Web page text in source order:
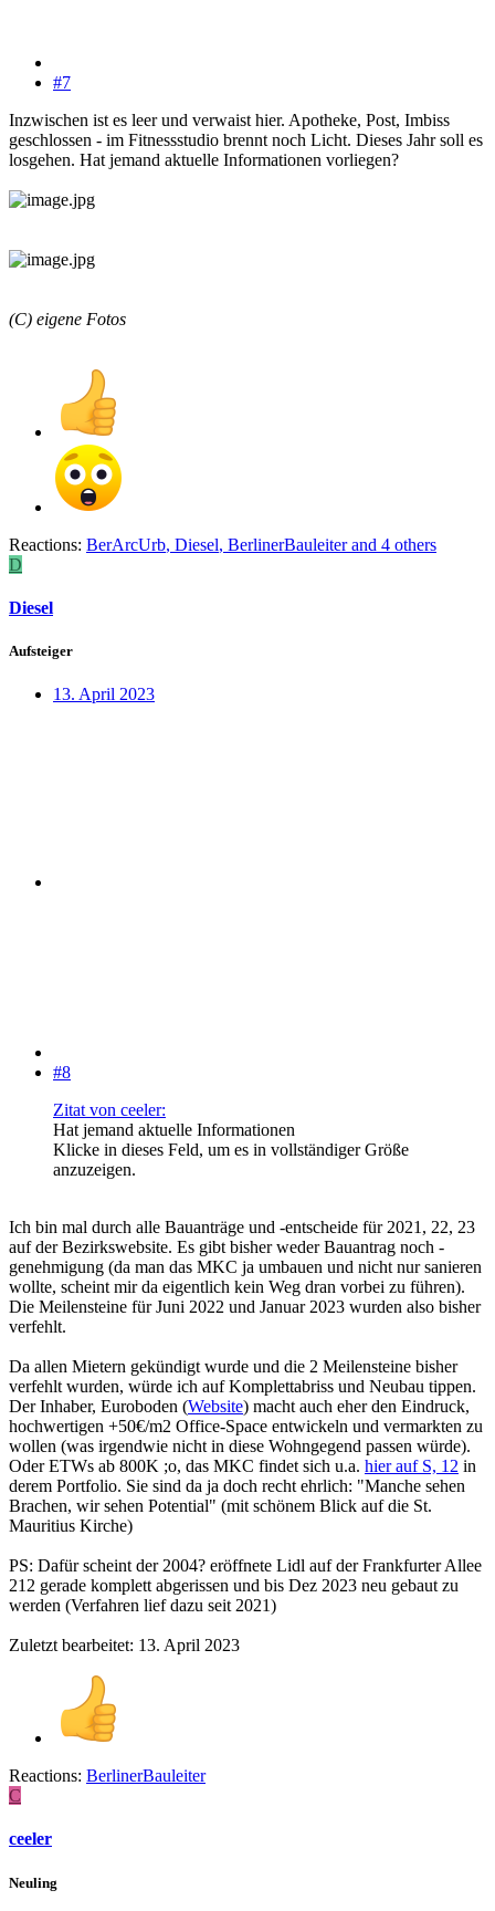
#7
Inzwischen ist es leer und verwaist hier. Apotheke, Post, Imbiss
geschlossen - im Fitnessstudio brennt noch Licht. Dieses Jahr soll es
losgehen. Hat jemand aktuelle Informationen vorliegen?
(C) eigene Fotos
Reactions: BerArcUrb, Diesel, BerlinerBauleiterand 4 others
D
Diesel
Aufsteiger
13. April 2023
#8
Zitat von ceeler:
Hat jemand aktuelle Informationen
Klicke in dieses Feld, um es in vollständiger Größe
anzuzeigen.
Ich bin mal durch alle Bauanträge und -entscheide für 2021, 22, 23
auf der Bezirkswebsite. Es gibt bisher weder Bauantrag noch -
genehmigung (da man das MKC ja umbauen und nicht nur sanieren
wollte, scheint mir da eigentlich kein Weg dran vorbei zu führen).
Die Meilensteine für Juni 2022 und Januar 2023 wurden also bisher
verfehlt.
Da allen Mietern gekündigt wurde und die 2 Meilensteine bisher
verfehlt wurden, würde ich auf Komplettabriss und Neubau tippen.
Der Inhaber, Euroboden (Website) macht auch eher den Eindruck,
hochwertigen +50€/m2 Office-Space entwickeln und vermarkten zu
wollen (was irgendwie nicht in diese Wohngegend passen würde).
Oder ETWs ab 800K ;o, das MKC findet sich u.a. hier auf S, 12 in
derem Portfolio. Sie sind da ja doch recht ehrlich: "Manche sehen
Brachen, wir sehen Potential" (mit schönem Blick auf die St.
Mauritius Kirche)
PS: Dafür scheint der 2004? eröffnete Lidl auf der Frankfurter Allee
212 gerade komplett abgerissen und bis Dez 2023 neu gebaut zu
werden (Verfahren lief dazu seit 2021)
Zuletzt bearbeitet: 13. April 2023
Reactions: BerlinerBauleiter
C
ceeler
Neuling